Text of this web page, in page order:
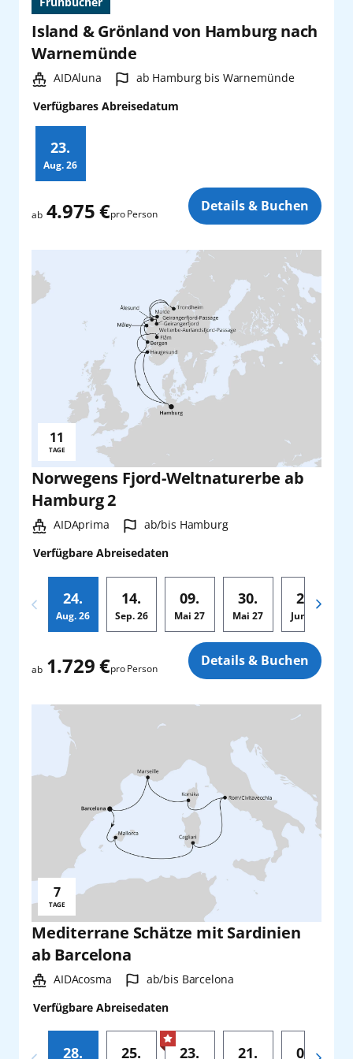
Island & Grönland von Hamburg nach
Warnemünde
Schiff:
AIDAluna Hafen:
ab Hamburg bis Warnemünde
Verfügbares Abreisedatum
23.
Aug. 26
ab 4.975 €pro Person Details & Buchen
Norwegens Fjord-Weltnaturerbe ab
Hamburg 2
Schiff:
AIDAprima Hafen:
ab/bis Hamburg
Verfügbare Abreisedaten
24.
Aug. 26
14.
Sep.26
09.
Mai 27
30.
Mai 27
20.
Jun.
Reisedauer:
11
TAGE
ab 1.729 €pro Person Details & Buchen
Mediterrane Schätze mit Sardinien
ab Barcelona
Schiff:
AIDAcosma Hafen:
ab/bis Barcelona
Verfügbare Abreisedaten
28. 25. 23. 21. 04.
Reisedauer:
7
TAGE